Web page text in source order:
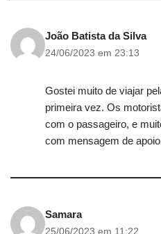
João Batista da Silva
24/06/2023 em 23:13
Gostei muito de viajar
primeira vez. Os
com o passageiro, e
com mensagem de
Samara
25/06/2023 em 11:22